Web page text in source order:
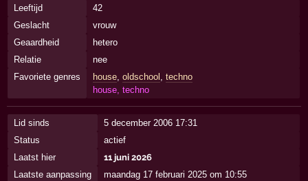
Leeftijd
42
Geslacht
vrouw
Geaardheid
hetero
Relatie
nee
Favoriete genres
house, oldschool techno
house, techno
Lid sinds
5 december 2006 17:31
Status
actief
Laatst hier
11 juni 2026
Laatste aanpassing
maandag 17 februari 2025 om 10:55